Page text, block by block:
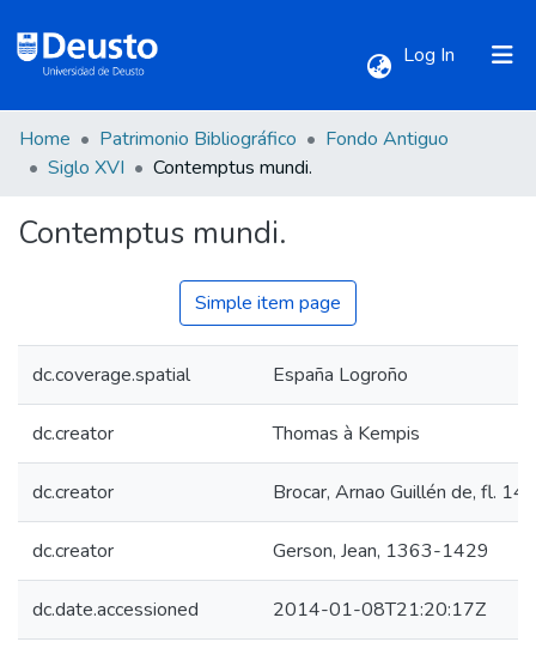
Log In (current)
Communities & Collections
All of DSpace
Home Patrimonio Bibliográfico
Fondo Antiguo
Siglo XVI
Contemptus mundi.
Contemptus mundi.
Simple item page
dc.coverage.spatial España Logroño
dc.creator Thomas à Kempis
dc.creator Brocar, Arnao Guillén de, fl.
dc.creator Gerson, Jean, 1363-1429
dc.date.accessioned 2014-01-08T21:20:17Z